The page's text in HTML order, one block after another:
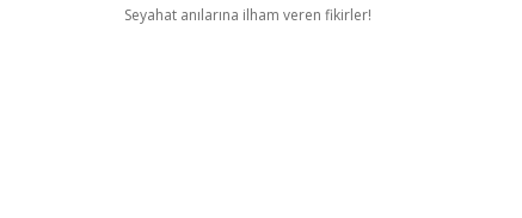
Seyahat anılarına ilham veren fikirler!